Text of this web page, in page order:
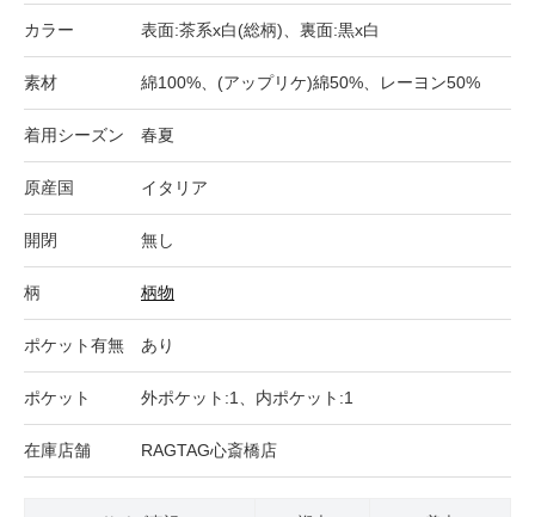
カラー 表面:茶系x白(総柄)、裏面:黒x白
素材 綿100%、(アップリケ)綿50%、レーヨン50%
着用シーズン 春夏
原産国 イタリア
開閉 無し
柄 柄物
ポケット有無 あり
ポケット 外ポケット:1、内ポケット:1
在庫店舗 RAGTAG心斎橋店